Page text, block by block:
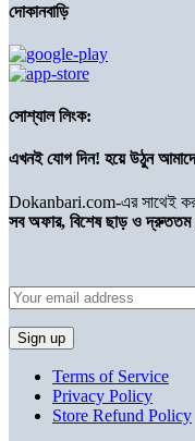
দোকানবাড়ি
সোশ্যাল লিংক:
এখনই যোগ দিন! হয়ে উঠুন
Dokanbari.com-এর সাথেই
সব অফার, বিশেষ ছাড় ও দ্রুততম
Terms of Service
Privacy Policy
Store Refund Policy